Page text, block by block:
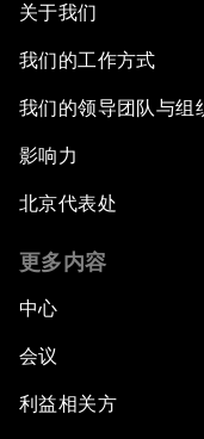
关于我们
我们的工作方式
我们的领导团队与组
影响力
北京代表处
更多内容
中心
会议
利益相关方